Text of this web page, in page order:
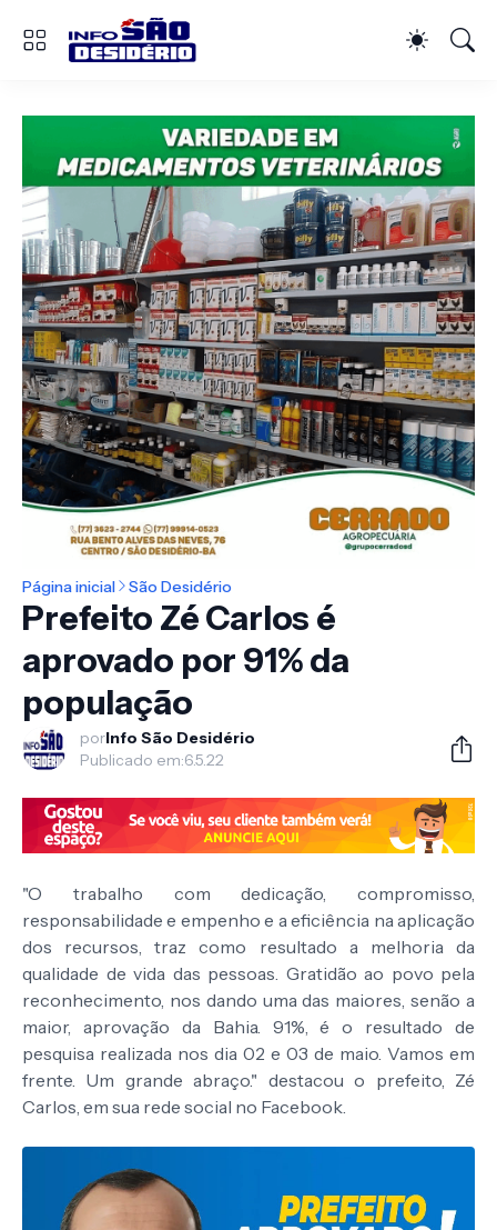
Página inicial São Desidério
Prefeito Zé Carlos é
aprovado por 91% da
população
porInfo São Desidério
Publicado em:6.5.22
"O trabalho com dedicação, compromisso,
responsabilidade e empenho e a eficiência na aplicação
dos recursos, traz como resultado a melhoria da
qualidade de vida das pessoas. Gratidão ao povo pela
reconhecimento, nos dando uma das maiores, senão a
maior, aprovação da Bahia. 91%, é o resultado de
pesquisa realizada nos dia 02 e 03 de maio. Vamos em
frente. Um grande abraço." destacou o prefeito, Zé
Carlos, em sua rede social no Facebook.